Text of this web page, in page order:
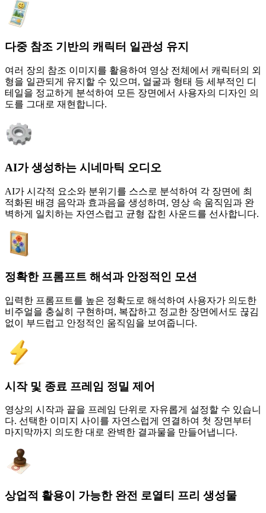
다중 참조 기반의 캐릭터 일관성 유지
여러 장의 참조 이미지를 활용하여 영상 전체에서 캐릭터의 외
형을 일관되게 유지할 수 있으며, 얼굴과 형태 등 세부적인 디
테일을 정교하게 분석하여 모든 장면에서 사용자의 디자인 의
도를 그대로 재현합니다.
AI가 생성하는 시네마틱 오디오
AI가 시각적 요소와 분위기를 스스로 분석하여 각 장면에 최
적화된 배경 음악과 효과음을 생성하며, 영상 속 움직임과 완
벽하게 일치하는 자연스럽고 균형 잡힌 사운드를 선사합니다.
정확한 프롬프트 해석과 안정적인 모션
입력한 프롬프트를 높은 정확도로 해석하여 사용자가 의도한
비주얼을 충실히 구현하며, 복잡하고 정교한 장면에서도 끊김
없이 부드럽고 안정적인 움직임을 보여줍니다.
시작 및 종료 프레임 정밀 제어
영상의 시작과 끝을 프레임 단위로 자유롭게 설정할 수 있습니
다. 선택한 이미지 사이를 자연스럽게 연결하여 첫 장면부터
마지막까지 의도한 대로 완벽한 결과물을 만들어냅니다.
상업적 활용이 가능한 완전 로열티 프리 생성물